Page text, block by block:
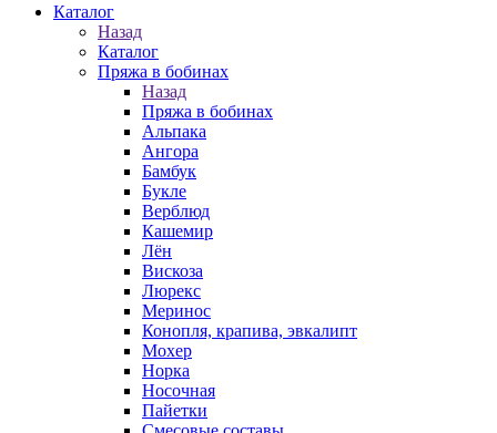
Каталог
Назад
Каталог
Пряжа в бобинах
Назад
Пряжа в бобинах
Альпака
Ангора
Бамбук
Букле
Верблюд
Кашемир
Лён
Вискоза
Люрекс
Меринос
Конопля, крапива, эвкалипт
Мохер
Норка
Носочная
Пайетки